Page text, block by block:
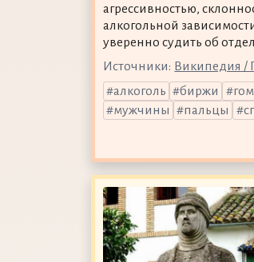
агрессивностью,
алкогольной
уверенно судить об
Источники: Википедия /
алкоголь
биржи
мужчины
пальцы